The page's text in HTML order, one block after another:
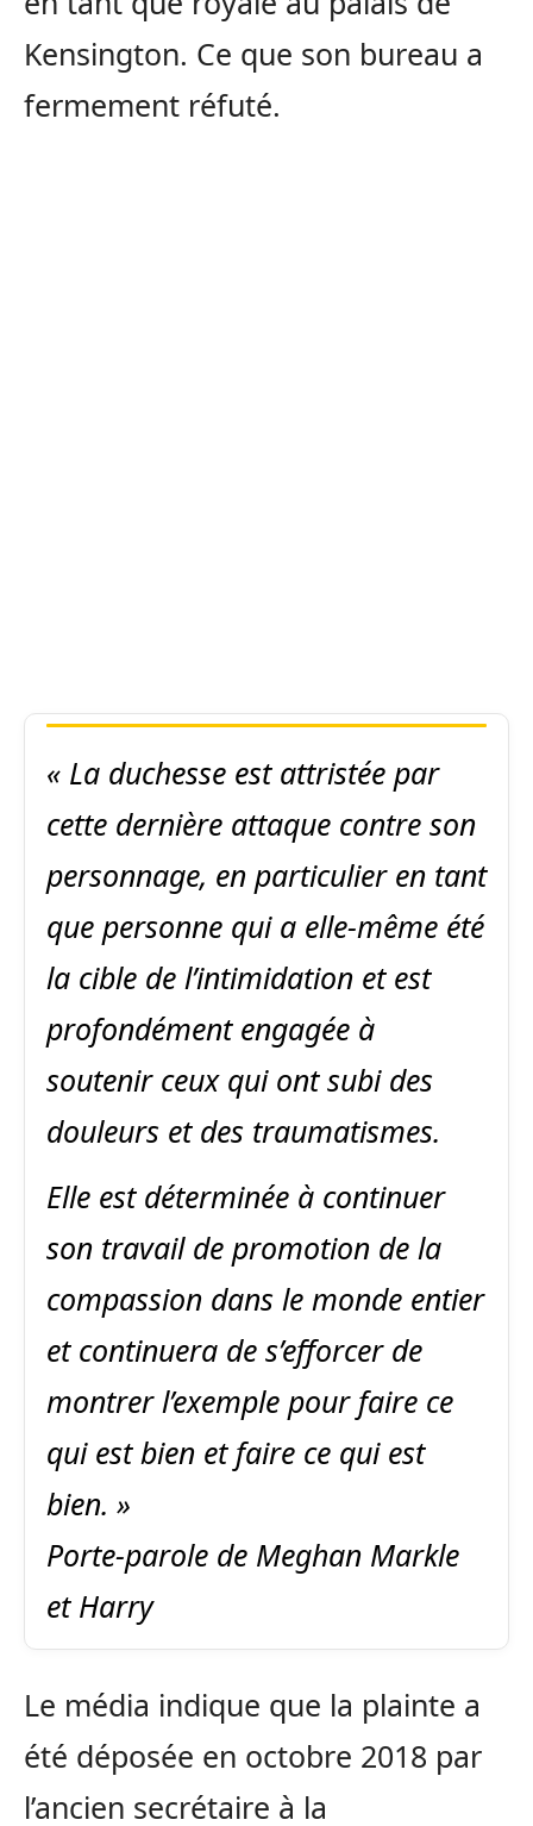
Kensington. Ce que son bureau a
fermement réfuté.
« La duchesse est attristée par
cette dernière attaque contre son
personnage, en particulier en tant
que personne qui a elle-même été
la cible de l’intimidation et est
profondément engagée à
soutenir ceux qui ont subi des
douleurs et des traumatismes.
Elle est déterminée à continuer
son travail de promotion de la
compassion dans le monde entier
et continuera de s’efforcer de
montrer l’exemple pour faire ce
qui est bien et faire ce qui est
bien. »
Porte-parole de Meghan Markle
et Harry
Le média indique que la plainte a
été déposée en octobre 2018 par
l’ancien secrétaire à la